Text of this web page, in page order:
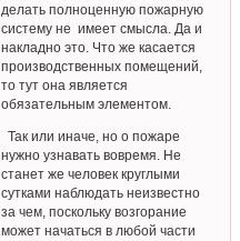
делать полноценную пожарную
систему не имеет смысла. Да и
накладно это. Что же касается
производственных помещений,
то тут она является
обязательным элементом.
Так или иначе, но о пожаре
нужно узнавать вовремя. Не
станет же человек круглыми
сутками наблюдать неизвестно
за чем, поскольку возгорание
может начаться в любой части